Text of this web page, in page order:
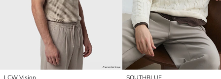
LCW Vision SOUTHBLUE